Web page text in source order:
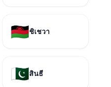
🇲🇼ชิเชวา
🇵🇰สินธี